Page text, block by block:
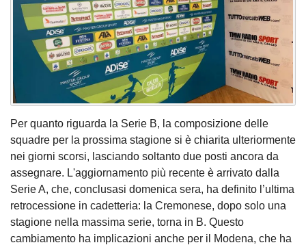
Per quanto riguarda la Serie B, la composizione delle
squadre per la prossima stagione si è chiarita ulteriormente
nei giorni scorsi, lasciando soltanto due posti ancora da
assegnare. L'aggiornamento più recente è arrivato dalla
Serie A, che, conclusasi domenica sera, ha definito l’ultima
retrocessione in cadetteria: la Cremonese, dopo solo una
stagione nella massima serie, torna in B. Questo
cambiamento ha implicazioni anche per il Modena, che ha